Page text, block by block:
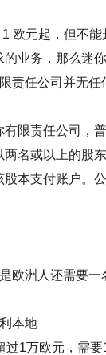
欧元起，但不
业务，那么迷
责任公司并无
有限责任公司，
名或以上的股
本支付账户。
欧洲人还需要一
本地
过1万欧元，需